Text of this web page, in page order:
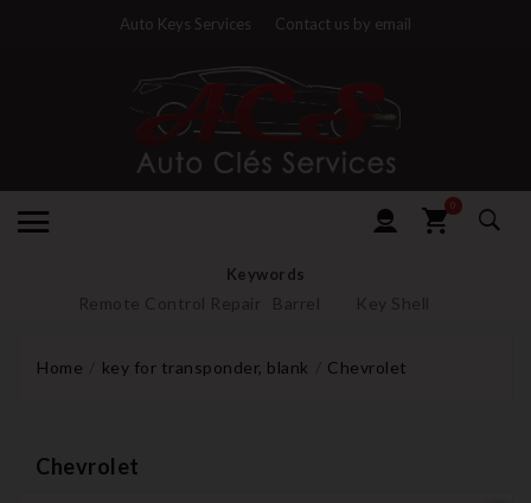
Auto Keys Services Contact us by email
0
Keywords
Remote Control Repair Barrel Key Shell
Home key for transponder, blank Chevrolet
Chevrolet